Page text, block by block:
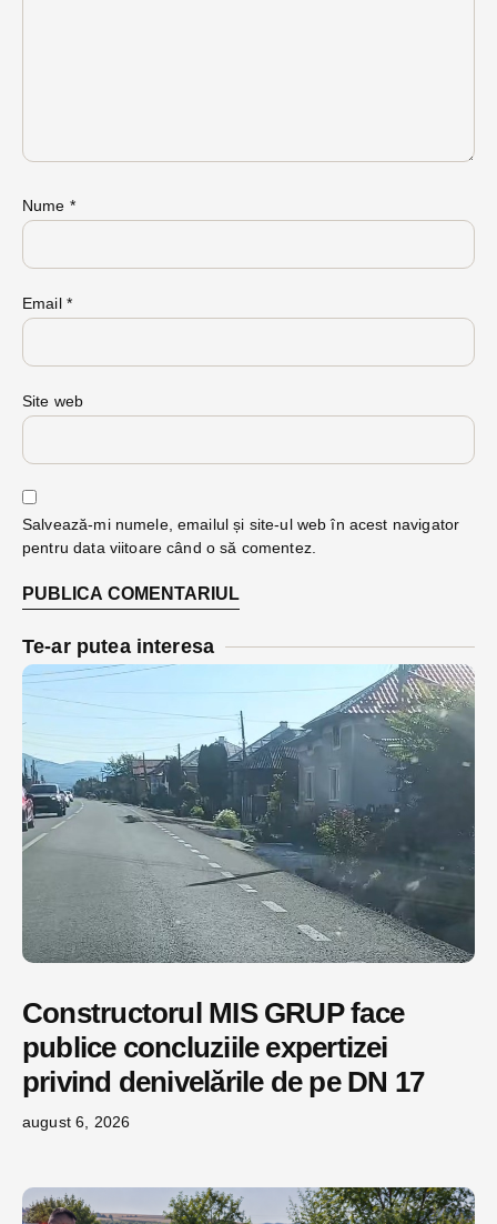
Nume *
Email *
Site web
Salvează-mi numele, emailul și site-ul web în acest navigator
pentru data viitoare când o să comentez.
Te-ar putea interesa
Constructorul MIS GRUP face
publice concluziile expertizei
privind denivelările de pe DN 17
august 6, 2026